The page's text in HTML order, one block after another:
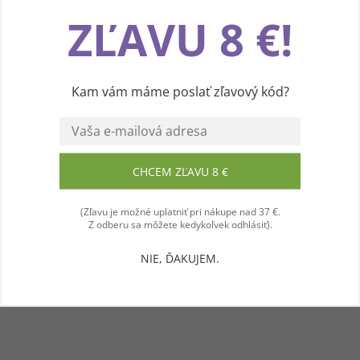
pohodlnú cestu webom Levanduľového údolia.
Vďaka vašim podnetom neustále zlepšujeme
jeho funkcie, výkon a prehľadnosť. Ďakujeme a
Súhlasím
ZĽAVU 8 €!
Kam vám máme poslať zľavový kód?
CHCEM ZĽAVU 8 €
(Zľavu je možné uplatniť pri nákupe nad 37 €.
Z odberu sa môžete kedykoľvek odhlásiť).
NIE, ĎAKUJEM.